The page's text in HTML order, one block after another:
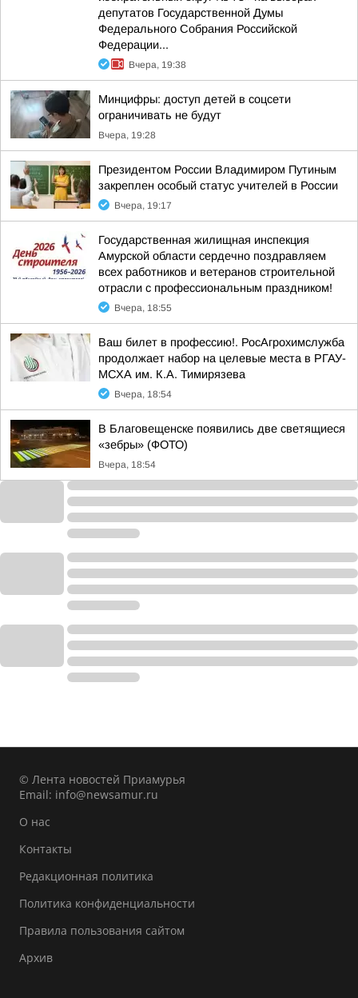
депутатов Государственной Думы
Федерального Собрания Российской
Федерации...
Вчера, 19:38
Минцифры: доступ детей в соцсети
ограничивать не будут
Вчера, 19:28
Президентом России Владимиром Путиным
закреплен особый статус учителей в России
Вчера, 19:17
Государственная жилищная инспекция
Амурской области сердечно поздравляем
всех работников и ветеранов строительной
отрасли с профессиональным праздником!
Вчера, 18:55
Ваш билет в профессию!. РосАгрохимслужба
продолжает набор на целевые места в РГАУ-
МСХА им. К.А. Тимирязева
Вчера, 18:54
В Благовещенске появились две светящиеся
«зебры» (ФОТО)
Вчера, 18:54
© Лента новостей Приамурья
Email: info@newsamur.ru
О нас
Контакты
Редакционная политика
Политика конфиденциальности
Правила пользования сайтом
Архив